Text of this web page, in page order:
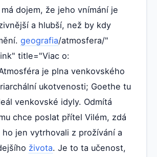
dojem, že jeho vnímání je
a hlubší, než by kdy
geografia/atmosfera/"
title="Viac o:
je plna venkovského
ukotvenosti; Goethe tu
venkovské idyly. Odmítá
chce poslat přítel Vilém, zdá
ho jen vytrhovali z prožívání a
života. Je to ta učenost,